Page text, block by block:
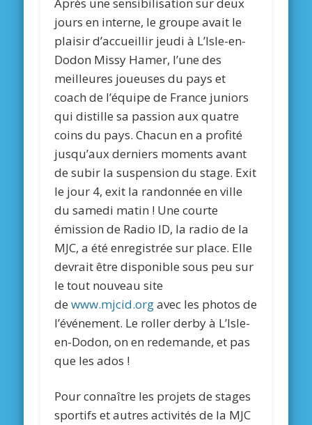
Après une sensibilisation sur deux
jours en interne, le groupe avait le
plaisir d’accueillir jeudi à L’Isle-en-
Dodon Missy Hamer, l’une des
meilleures joueuses du pays et
coach de l’équipe de France juniors
qui distille sa passion aux quatre
coins du pays. Chacun en a profité
jusqu’aux derniers moments avant
de subir la suspension du stage. Exit
le jour 4, exit la randonnée en ville
du samedi matin ! Une courte
émission de Radio ID, la radio de la
MJC, a été enregistrée sur place. Elle
devrait être disponible sous peu sur
le tout nouveau site
dewww.mjcid.orgavec les photos de
l’événement. Le roller derby à L’Isle-
en-Dodon, on en redemande, et pas
que les ados !
Pour connaître les projets de stages
sportifs et autres activités de la MJC